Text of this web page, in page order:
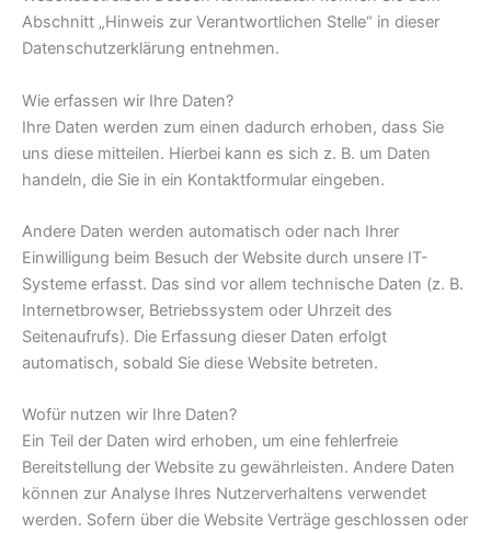
Abschnitt „Hinweis zur Verantwortlichen Stelle“ in dieser
Datenschutzerklärung entnehmen.
Wie erfassen wir Ihre Daten?
Ihre Daten werden zum einen dadurch erhoben, dass Sie
uns diese mitteilen. Hierbei kann es sich z. B. um Daten
handeln, die Sie in ein Kontaktformular eingeben.
Andere Daten werden automatisch oder nach Ihrer
Einwilligung beim Besuch der Website durch unsere IT-
Systeme erfasst. Das sind vor allem technische Daten (z. B.
Internetbrowser, Betriebssystem oder Uhrzeit des
Seitenaufrufs). Die Erfassung dieser Daten erfolgt
automatisch, sobald Sie diese Website betreten.
Wofür nutzen wir Ihre Daten?
Ein Teil der Daten wird erhoben, um eine fehlerfreie
Bereitstellung der Website zu gewährleisten. Andere Daten
können zur Analyse Ihres Nutzerverhaltens verwendet
werden. Sofern über die Website Verträge geschlossen oder